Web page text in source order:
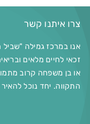
צרו איתנו קשר
אנו במרכז גמילה
זכאי לחיים מלאים
או בן משפחה קרוב
התקווה. יחד נוכל